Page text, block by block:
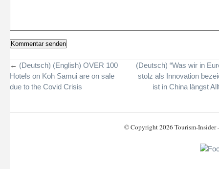
(Deutsch) “Was wir in
stolz als Innovation
ist in China längst
← (Deutsch) (English) OVER 100
Hotels on Koh Samui are on sale
due to the Covid Crisis
© Copyright 2026 Tourism-